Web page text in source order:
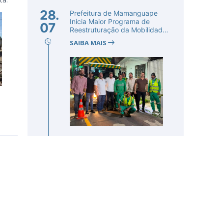
28.
07
Prefeitura de Mamanguape
Inicia Maior Programa de
Reestruturação da Mobilidade
SAIBA MAIS